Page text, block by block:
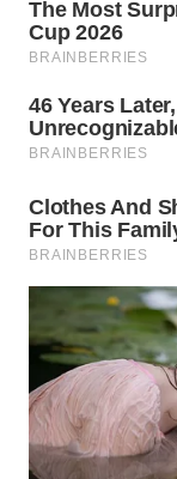
WN
LANGKAT
WN
TAPANULI
WN
TANJUNG
LESUNG
WN
KARO
WN
SIMALUNGUN